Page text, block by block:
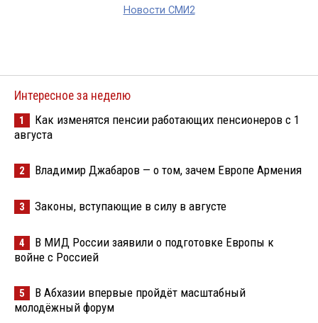
Новости СМИ2
Интересное за неделю
1
Как изменятся пенсии работающих пенсионеров с 1
августа
2 Владимир Джабаров — о том, зачем Европе Армения
3 Законы, вступающие в силу в августе
4
В МИД России заявили о подготовке Европы к
войне с Россией
5
В Абхазии впервые пройдёт масштабный
молодёжный форум